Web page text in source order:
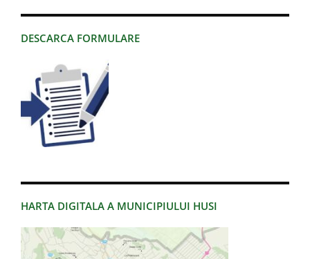
DESCARCA FORMULARE
HARTA DIGITALA A MUNICIPIULUI HUSI